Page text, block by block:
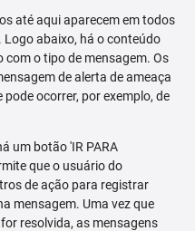
até aqui aparecem em todos
Logo abaixo, há o conteúdo
com o tipo de mensagem. Os
de alerta de ameaça
ocorrer, por exemplo, de
um botão 'IR PARA
que o usuário do
de ação para registrar
mensagem. Uma vez que
resolvida, as mensagens